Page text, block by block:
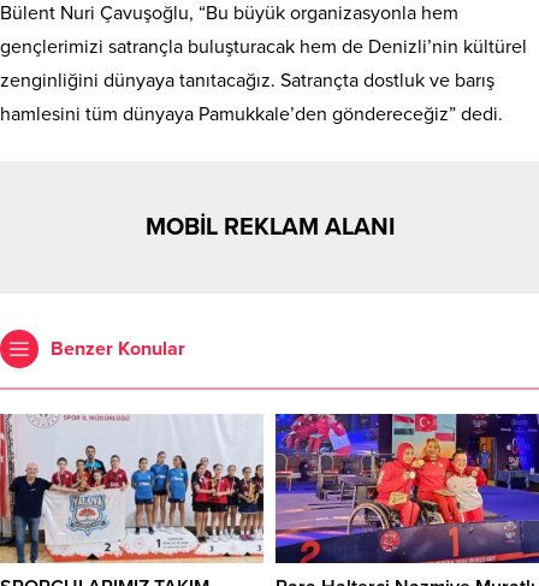
Bülent Nuri Çavuşoğlu, “Bu büyük organizasyonla hem
gençlerimizi satrançla buluşturacak hem de Denizli’nin kültürel
zenginliğini dünyaya tanıtacağız. Satrançta dostluk ve barış
hamlesini tüm dünyaya Pamukkale’den göndereceğiz” dedi.
MOBİL REKLAM ALANI
Benzer Konular